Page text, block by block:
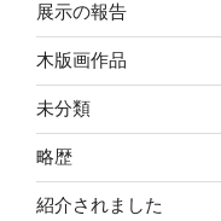
展示の報告
木版画作品
未分類
略歴
紹介されました